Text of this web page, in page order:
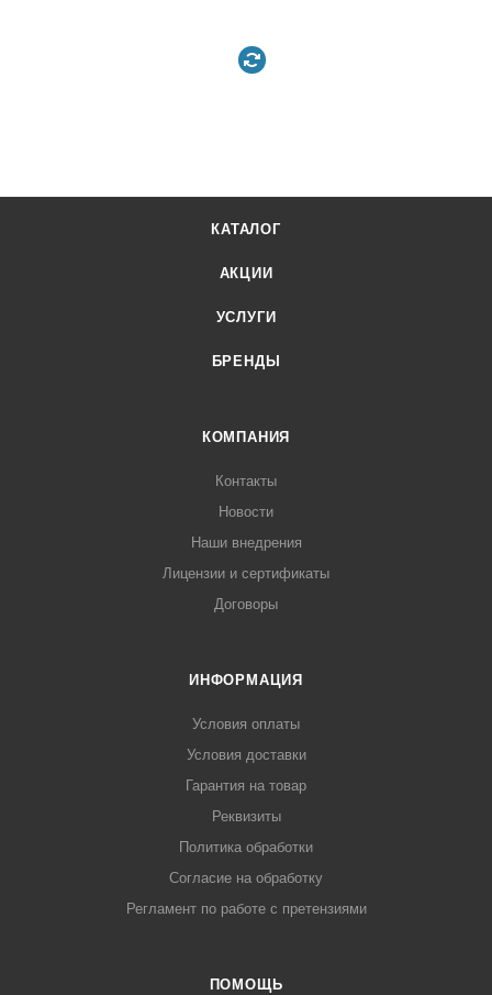
КАТАЛОГ
АКЦИИ
УСЛУГИ
БРЕНДЫ
КОМПАНИЯ
Контакты
Новости
Наши внедрения
Лицензии и сертификаты
Договоры
ИНФОРМАЦИЯ
Условия оплаты
Условия доставки
Гарантия на товар
Реквизиты
Политика обработки
Согласие на обработку
Регламент по работе с претензиями
ПОМОЩЬ